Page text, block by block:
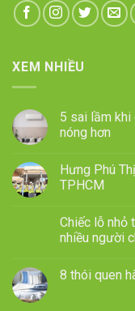
XEM NHIỀU
5 sai lầm khi
nóng hơn
Hưng Phú
TPHCM
Chiếc lỗ nhỏ
nhiều người
8 thói quen